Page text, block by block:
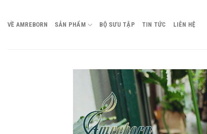
VỀ AMREBORN SẢN PHẨM BỘ SƯU TẬP TIN TỨC LIÊN HỆ